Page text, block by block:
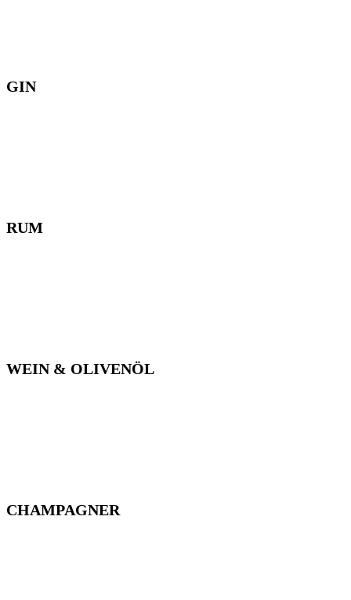
GIN
RUM
WEIN & OLIVENÖL
CHAMPAGNER